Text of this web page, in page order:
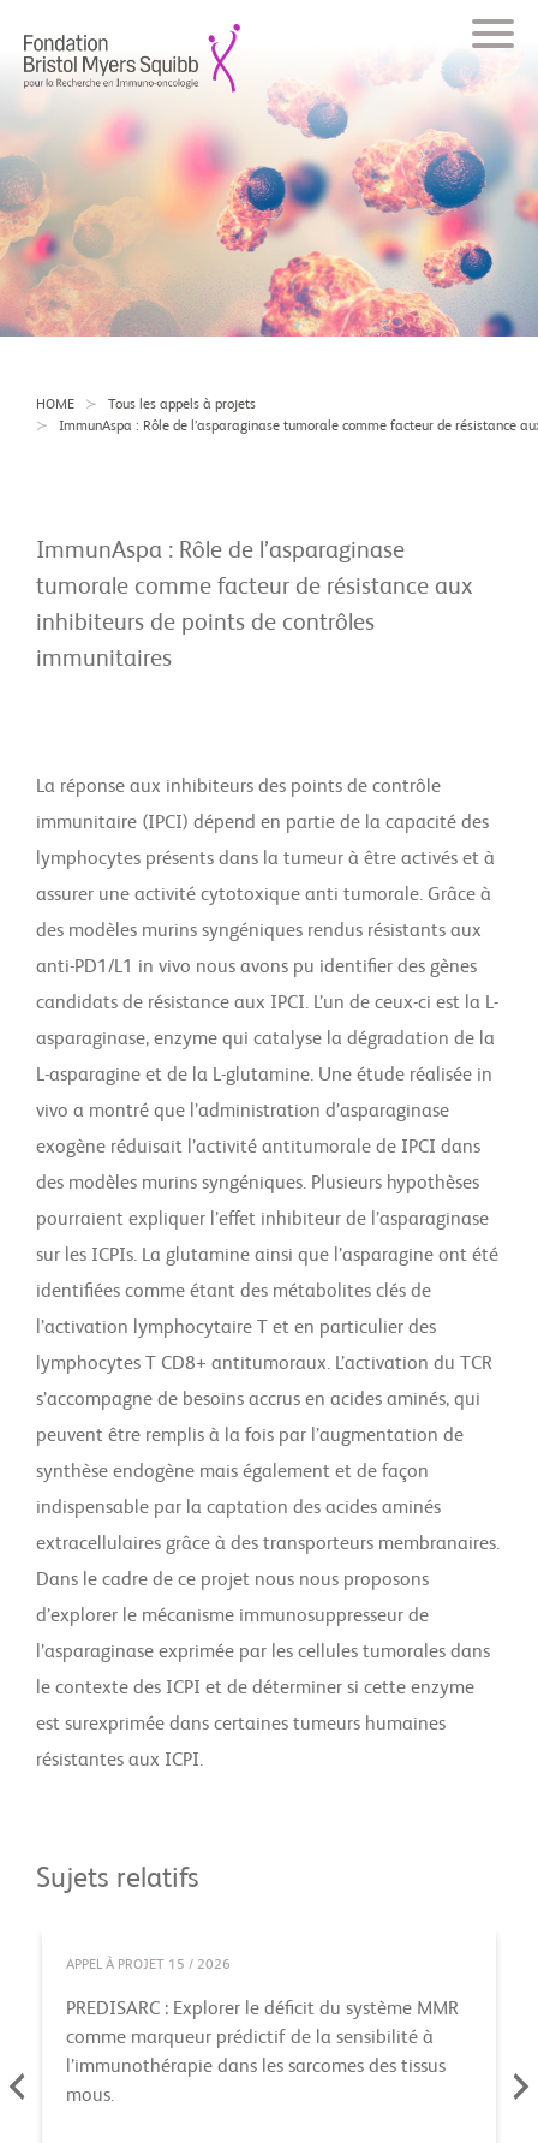
HOME
Tous les appels à projets
ImmunAspa : Rôle de l’asparaginase tumorale comme facteur de résistance
ImmunAspa : Rôle de l’asparaginase
tumorale comme facteur de résistance aux
inhibiteurs de points de contrôles
immunitaires
La réponse aux inhibiteurs des points de contrôle
immunitaire (IPCI) dépend en partie de la capacité des
lymphocytes présents dans la tumeur à être activés et à
assurer une activité cytotoxique anti tumorale. Grâce à
des modèles murins syngéniques rendus résistants aux
anti-PD1/L1 in vivo nous avons pu identifier des gènes
candidats de résistance aux IPCI. L’un de ceux-ci est la L-
asparaginase, enzyme qui catalyse la dégradation de la
L-asparagine et de la L-glutamine. Une étude réalisée in
vivo a montré que l’administration d’asparaginase
exogène réduisait l’activité antitumorale de IPCI dans
des modèles murins syngéniques. Plusieurs hypothèses
pourraient expliquer l’effet inhibiteur de l’asparaginase
sur les ICPIs. La glutamine ainsi que l’asparagine ont été
identifiées comme étant des métabolites clés de
l’activation lymphocytaire T et en particulier des
lymphocytes T CD8+ antitumoraux. L’activation du TCR
s’accompagne de besoins accrus en acides aminés, qui
peuvent être remplis à la fois par l’augmentation de
synthèse endogène mais également et de façon
indispensable par la captation des acides aminés
extracellulaires grâce à des transporteurs membranaires.
Dans le cadre de ce projet nous nous proposons
d’explorer le mécanisme immunosuppresseur de
l’asparaginase exprimée par les cellules tumorales dans
le contexte des ICPI et de déterminer si cette enzyme
est surexprimée dans certaines tumeurs humaines
résistantes aux ICPI.
Sujets relatifs
APPEL À PROJET 15 / 2026
PREDISARC : Explorer le déficit du système MMR
comme marqueur prédictif de la sensibilité à
l’immunothérapie dans les sarcomes des tissus
mous.